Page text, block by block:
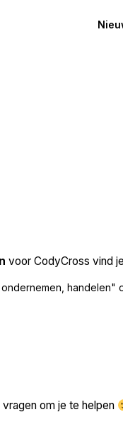
voor CodyCross vind
handelen"
om je te helpen